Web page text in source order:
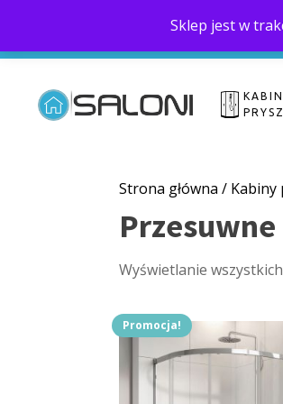
Sklep jest w
Strona główna / Kabiny
Przesuwne
Wyświetlanie
Promocja!